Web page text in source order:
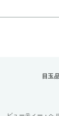
目玉